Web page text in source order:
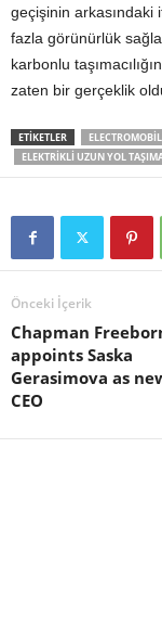
geçişinin arkasındaki
fazla görünürlük
karbonlu
zaten bir gerçeklik
ETIKETLER
ELEKTRIKLI UZUN YOL
Önceki İçerik
Chapman
appoints Saska
Gerasimova as
CEO